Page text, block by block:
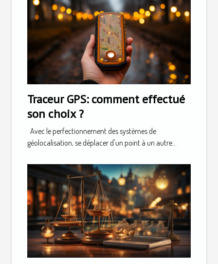
Traceur GPS: comment effectué
son choix ?
Avec le perfectionnement des systèmes de
géolocalisation, se déplacer d'un point à un autre...